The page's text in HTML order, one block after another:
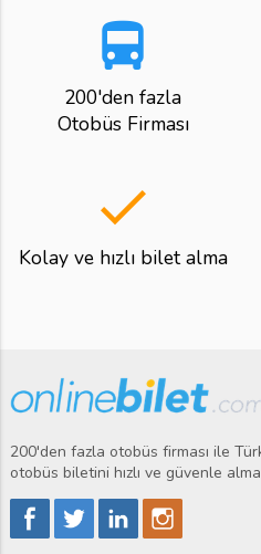
directions_bus
200'den fazla
Otobüs Firması
done
Kolay ve hızlı bilet alma
200'den fazla otobüs firması ile
otobüs biletini hızlı ve güvenle